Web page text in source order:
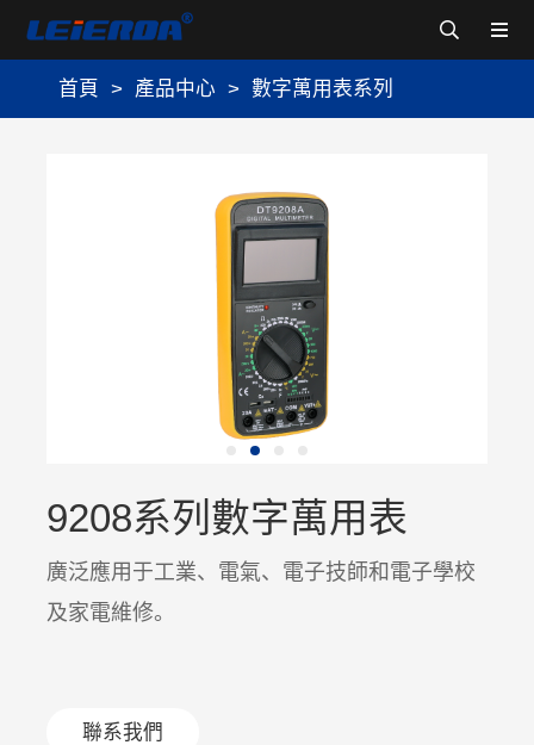
首頁 > 產品中心 > 數字萬用表系列
9208系列數字萬用表
廣泛應用于工業、電氣、電子技師和電子學校
及家電維修。
聯系我們